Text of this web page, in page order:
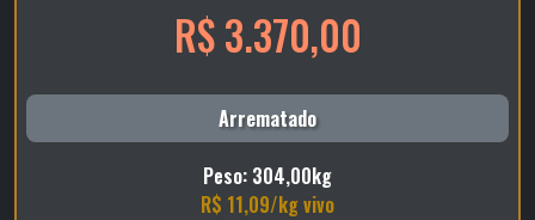
R$ 3.370,00
Arrematado
Peso: 304,00kg
R$ 11,09/kg vivo